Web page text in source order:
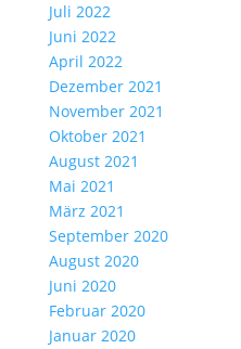
Juli 2022
Juni 2022
April 2022
Dezember 2021
November 2021
Oktober 2021
August 2021
Mai 2021
März 2021
September 2020
August 2020
Juni 2020
Februar 2020
Januar 2020